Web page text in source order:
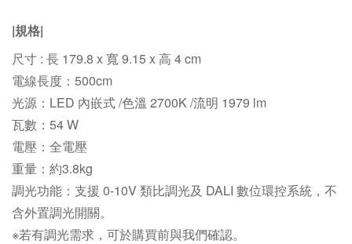
|規格|
尺寸 : 長 179.8 x 寬 9.15 x 高 4 cm
電線長度：500cm
光源：LED 內嵌式 /色溫 2700K/流明 1979 lm
瓦數：54 W
電壓：全電壓
重量：約3.8kg
調光功能：支援 0-10V 類比調光及 DALI 數位環控系統，不
含外置調光開關。
※若有調光需求，可於購買前與我們確認。